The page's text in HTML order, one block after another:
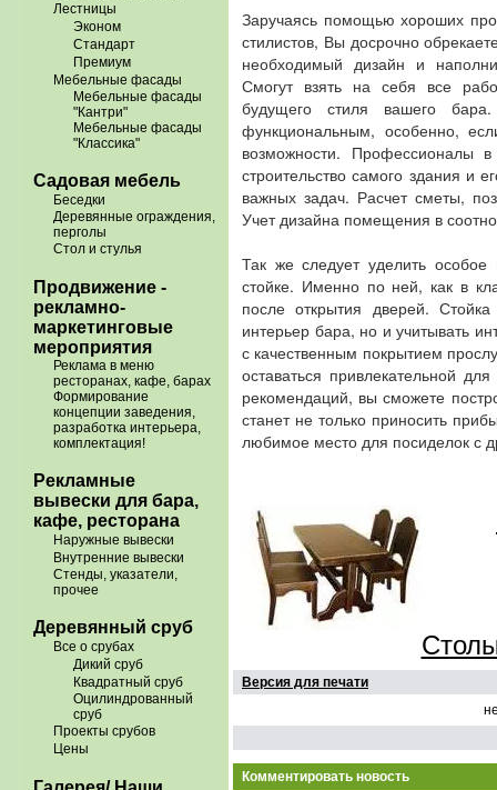
Лестницы
Эконом
Стандарт
Премиум
Мебельные фасады
Мебельные фасады
"Кантри"
Мебельные фасады
"Классика"
Садовая мебель
Беседки
Деревянные ограждения,
перголы
Стол и стулья
Продвижение -
рекламно-
маркетинговые
мероприятия
Реклама в меню
ресторанах, кафе, барах
Формирование
концепции заведения,
разработка интерьера,
комплектация!
Рекламные
вывески для бара,
кафе, ресторана
Наружные вывески
Внутренние вывески
Стенды, указатели,
прочее
Деревянный сруб
Все о срубах
Дикий сруб
Квадратный сруб
Оцилиндрованный
сруб
Проекты срубов
Цены
Заручаясь помощью хороших
стилистов, Вы досрочно
необходимый дизайн и
Смогут взять на себя все
будущего стиля вашего
функциональным, особенно,
возможности. Профессионалы
строительство самого здания и
важных задач. Расчет сметы,
Учет дизайна помещения в
Так же следует уделить
стойке. Именно по ней, как в
после открытия дверей.
интерьер бара, но и учитывать
с качественным покрытием
оставаться привлекательной
рекомендаций, вы сможете
станет не только приносить
любимое место для посиделок с
Версия для печати
Комментировать новость